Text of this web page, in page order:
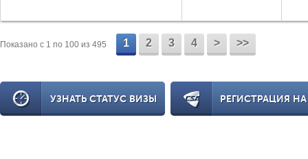
Показано c 1 по 100 из 495 1 2 3 4 > >>
УЗНАТЬ СТАТУС ВИЗЫ РЕГИСТРАЦИЯ НА